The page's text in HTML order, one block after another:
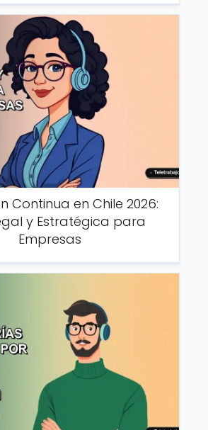
Continua en Chile 2026:
y Estratégica para
Empresas